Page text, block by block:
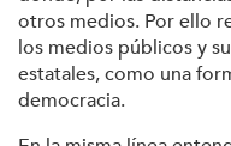
otros medios. Por ello
los medios públicos y
estatales, como una
democracia.